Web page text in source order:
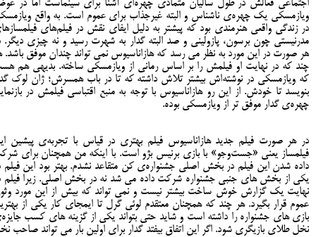
اجتماعی فعالش در طول سالیان متمادی چهره‌ای آشنا برای سینماست اما در
ویازمسکی یک چهره‌ی ناشناس و البته غیرجذاب برای عموم است. به واقع
در زندگی واقعی هنرمندی بود که پیشتر به دلیل ایفای نقش در فیلم‌های
مدرنیستی چون برسون، پازولینی و صد البته گدار به شهرت رسید و نه چیزی دیگر.
هر صورت در این مورد به نظر می رسد که هازاناسیوس نمی تواند چندان موفق باشد.
چند که در نهایت او فیلمش را بر اساس رمانی از ویازمسکی ساخته. بدیهی هم
که ویازمسکی در نوشته‌اش بیشتر تلاش داشته که تا در باب همسرش؛ ژان لوک
بنویسد تا خودش. از این رو هازاناسیوس با توجه به منبع اقتباسی فیلمش در
چهره‌ی گدار موفق تر از ویازمسکی بوده.
در هر صورت فیلم جدید هازاناسیوس فیلم بهتری در قیاس با تجربه‌ی پیشین
فیلمساز یعنی «جست‌وجو» با بازی برنیس بژو است. با اینکه من همچنان برای
داده شدن این فیلم در بخش اصلی جشنواره‌ی کن متقاعد نشدم. بهتر بود این فیلم
یکی از بخش های جنبی جشنواره شرکت داده می شد نه در بخش اصلی. زیرا فیلم
نهایت یک گزارش خوش ساخت بیشتر نیست و نمی تواند که بیش از این مورد
عموم قرار بگیرد. هر چند که همچنان معتقدم لوئی گرل تا ایمجای کار یکی از
بازی های جشنواره را داشته است و شاید حتی بتواند یکی از گزینه های کسب
نخل طلای بازیگری شود. اگر این اتفاق بیفتد گدار برای اولین بار می تواند صاحب